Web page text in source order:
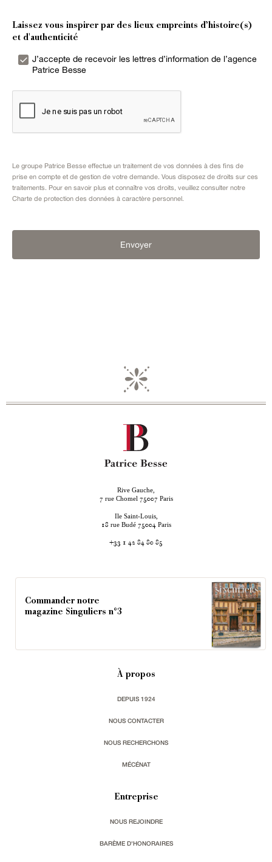
Laissez vous inspirer par des lieux empreints d’histoire(s)
et d'authenticité
J’accepte de recevoir les lettres d’information de l’agence
Patrice Besse
Le groupe Patrice Besse effectue un traitement de vos données à des fins de
prise en compte et de gestion de votre demande. Vous disposez de droits sur ces
traitements. Pour en savoir plus et connaître vos droits, veuillez consulter notre
Charte de protection des données à caractère personnel .
Envoyer
Rive Gauche,
7 rue Chomel 75007 Paris
Ile Saint-Louis,
18 rue Budé 75004 Paris
+33 1 42 84 80 85
Commander notre
magazine Singuliers n°3
À propos
DEPUIS 1924
NOUS CONTACTER
NOUS RECHERCHONS
MÉCÉNAT
Entreprise
NOUS REJOINDRE
BARÈME D'HONORAIRES